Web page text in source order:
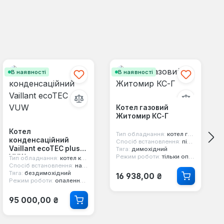
В наявності
Котел
конденсаційний
Vaillant ecoTEC plus
VUW
Тип обладнання: котел конденсаційний
Спосіб встановлення: настінний
Тяга: бездимохідний
Режим роботи: опалення та гаряча вода
Звичайна ціна:
95 000,00 ₴
В наявності
Котел газовий
Житомир КС-Г
Тип обладнання: котел газовий
Спосіб встановлення: підлоговий
Тяга: димохідний
Режим роботи: тільки опалення
Звичайна ціна:
16 938,00 ₴